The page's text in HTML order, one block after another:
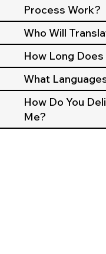
Process Work?
Who Will
How Long Does
What
How Do You
Me?